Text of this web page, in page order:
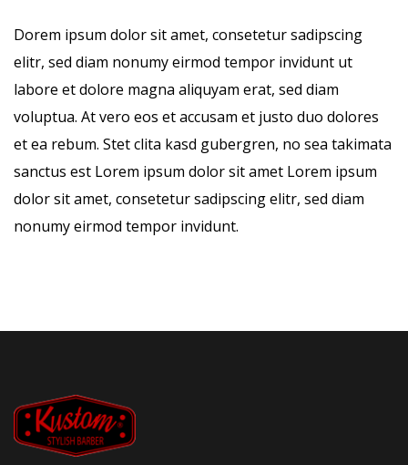
Dorem ipsum dolor sit amet, consetetur sadipscing
elitr, sed diam nonumy eirmod tempor invidunt ut
labore et dolore magna aliquyam erat, sed diam
voluptua. At vero eos et accusam et justo duo dolores
et ea rebum. Stet clita kasd gubergren, no sea takimata
sanctus est Lorem ipsum dolor sit amet Lorem ipsum
dolor sit amet, consetetur sadipscing elitr, sed diam
nonumy eirmod tempor invidunt.